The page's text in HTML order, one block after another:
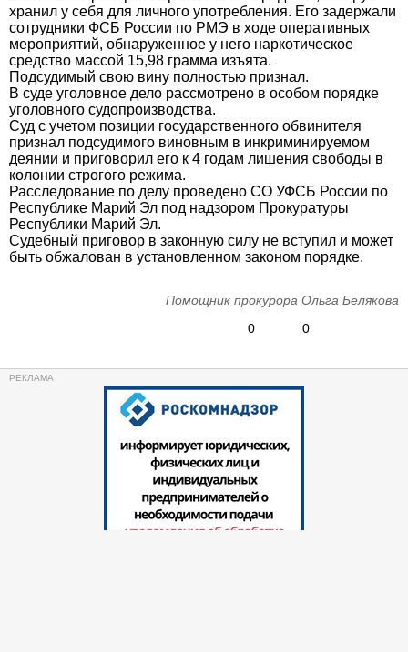
хранил у себя для личного употребления. Его задержали
сотрудники ФСБ России по РМЭ в ходе оперативных
мероприятий, обнаруженное у него наркотическое
средство массой 15,98 грамма изъята.
Подсудимый свою вину полностью признал.
В суде уголовное дело рассмотрено в особом порядке
уголовного судопроизводства.
Суд с учетом позиции государственного обвинителя
признал подсудимого виновным в инкриминируемом
деянии и приговорил его к 4 годам лишения свободы в
колонии строгого режима.
Расследование по делу проведено СО УФСБ России по
Республике Марий Эл под надзором Прокуратуры
Республики Марий Эл.
Судебный приговор в законную силу не вступил и может
быть обжалован в установленном законом порядке.
Помощник прокурора Ольга Белякова
0
0